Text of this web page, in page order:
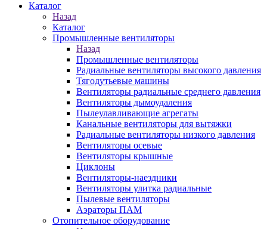
Каталог
Назад
Каталог
Промышленные вентиляторы
Назад
Промышленные вентиляторы
Радиальные вентиляторы высокого давления
Тягодутьевые машины
Вентиляторы радиальные среднего давления
Вентиляторы дымоудаления
Пылеулавливающие агрегаты
Канальные вентиляторы для вытяжки
Радиальные вентиляторы низкого давления
Вентиляторы осевые
Вентиляторы крышные
Циклоны
Вентиляторы-наездники
Вентиляторы улитка радиальные
Пылевые вентиляторы
Аэраторы ПАМ
Отопительное оборудование